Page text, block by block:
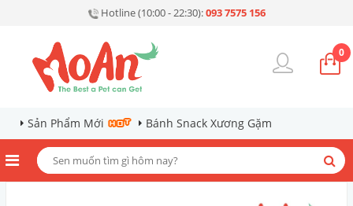
Hotline (10:00 - 22:30):093 7575 156
0
Sản Phẩm Mới Bánh Snack Xương Gặm